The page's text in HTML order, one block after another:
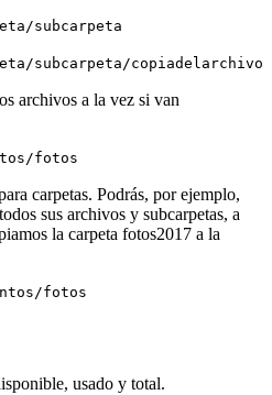
subcarpeta
subcarpeta/copiadelarchivo
archivos a la vez si van
fotos
carpetas. Podrás, por ejemplo,
sus archivos y subcarpetas, a
la carpeta fotos2017 a la
fotos
usado y total.